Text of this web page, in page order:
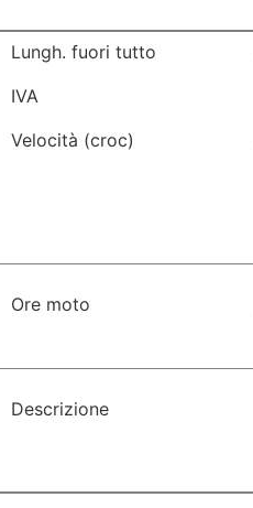
Lungh. fuori tutto
IVA
Velocità (croc)
Ore moto
Descrizione